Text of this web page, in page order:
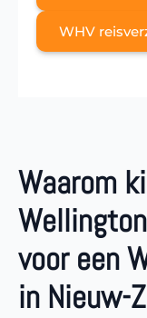
WHV
Waarom
voor een
in Nieuw-